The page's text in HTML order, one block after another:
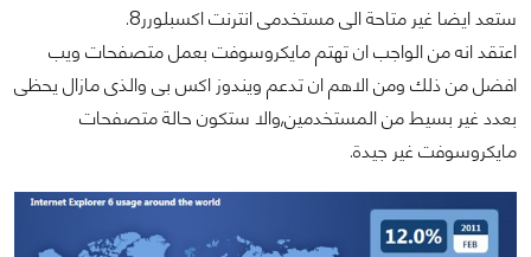
ستعد ايضا غير متاحة الى مستخدمى انترنت اكسبلورر8.
اعتقد انه من الواجب ان تهتم مايكروسوفت بعمل متصفحات ويب
افضل من ذلك ومن الاهم ان تدعم ويندوز اكس بى والذى مازال يحظى
بعدد غير بسيط من المستخدمين,والا ستكون حالة متصفحات
مايكروسوفت غير جيدة.